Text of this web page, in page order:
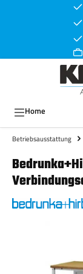
Zum Hauptinhalt
Home
Betriebsausstattung